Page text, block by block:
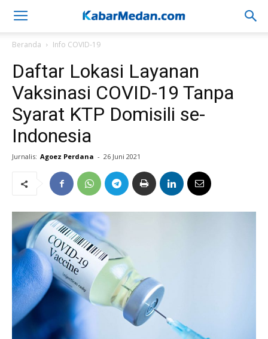
Beranda Info COVID-19
Daftar Lokasi Layanan
Vaksinasi COVID-19 Tanpa
Syarat KTP Domisili se-
Indonesia
Jurnalis: Agoez Perdana - 26 Juni 2021